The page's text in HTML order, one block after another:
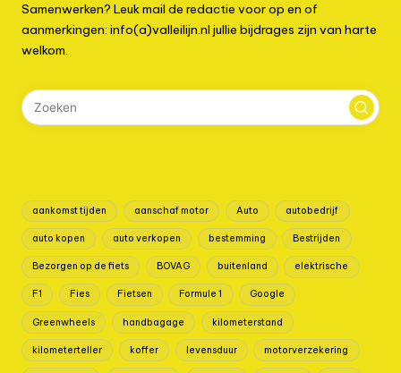
Samenwerken? Leuk mail de redactie voor op en of
aanmerkingen: info(a)valleilijn.nl jullie bijdrages zijn van harte
welkom.
aankomst tijden aanschaf motor Auto autobedrijf
auto kopen auto verkopen bestemming Bestrijden
Bezorgen op de fiets BOVAG buitenland elektrische
F1 Fies Fietsen Formule 1 Google
Greenwheels handbagage kilometerstand
kilometerteller koffer levensduur motorverzekering